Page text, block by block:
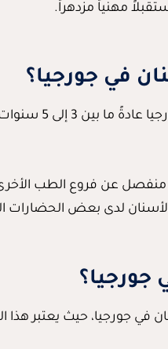
مهنياً مزدهراً.
في جورجيا؟
يختارها الطالب لمتابعة دراسته.
عن فروع الطب الأخرى،
الأسنان لدى بعض
جورجيا، حيث يعتبر هذا